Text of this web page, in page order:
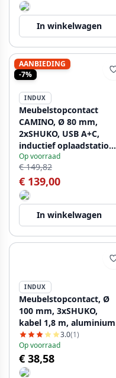
In winkelwagen
AANBIEDING
-7%
INDUX
Meubelstopcontact
CAMINO, Ø 80 mm,
2xSHUKO, USB A+C,
inductief oplaadstation
10 W, kabel 1,5 m, zwart
Op voorraad
€ 149,82
€ 139,00
In winkelwagen
INDUX
Meubelstopcontact, Ø
100 mm, 3xSHUKO,
kabel 1,8 m, aluminium
3.0(1)
Op voorraad
€ 38,58